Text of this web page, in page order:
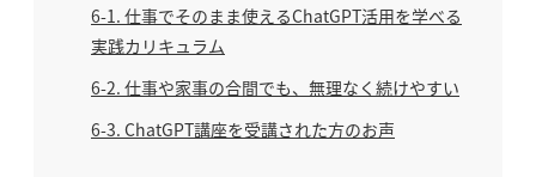
6-1 仕事でそのまま使えるChatGPT活用を学べる
実践カリキュラム
6-2 仕事や家事の合間でも、無理なく続けやすい
6-3 ChatGPT講座を受講された方のお声